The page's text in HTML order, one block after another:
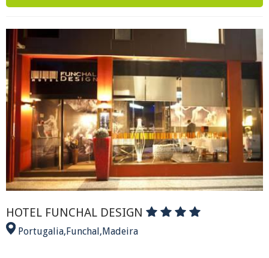
HOTEL FUNCHAL DESIGN
Portugalia,Funchal,Madeira